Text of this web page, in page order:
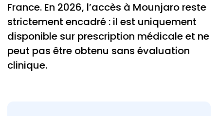
France. En 2026, l’accès à Mounjaro reste
strictement encadré : il est uniquement
disponible sur prescription médicale et ne
peut pas être obtenu sans évaluation
clinique.